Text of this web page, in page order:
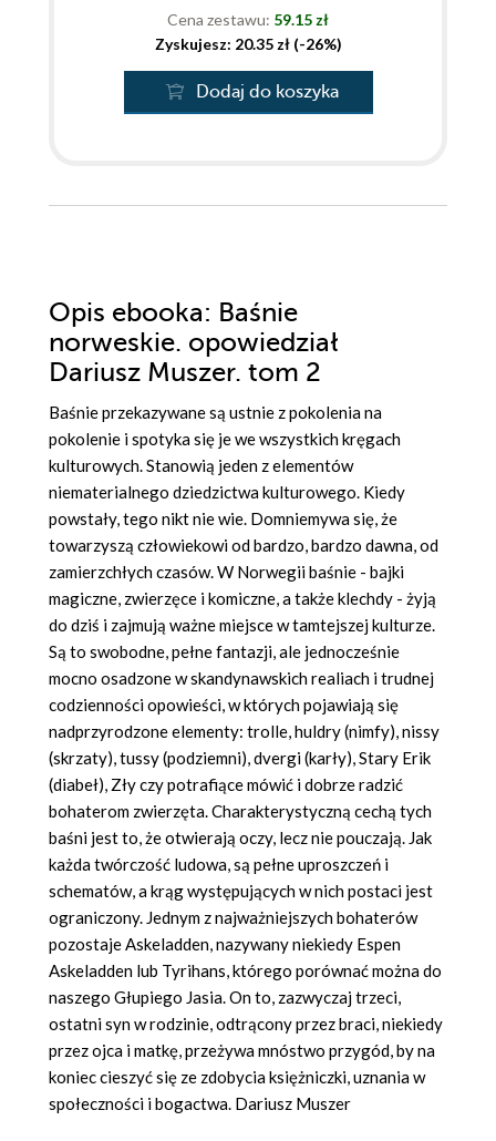
Cena zestawu: 59.15 zł
Zyskujesz: 20.35 zł (-26%)
Dodaj do koszyka
Opis ebooka: Baśnie
norweskie. opowiedział
Dariusz Muszer. tom 2
Baśnie przekazywane są ustnie z pokolenia na
pokolenie i spotyka się je we wszystkich kręgach
kulturowych. Stanowią jeden z elementów
niematerialnego dziedzictwa kulturowego. Kiedy
powstały, tego nikt nie wie. Domniemywa się, że
towarzyszą człowiekowi od bardzo, bardzo dawna, od
zamierzchłych czasów. W Norwegii baśnie - bajki
magiczne, zwierzęce i komiczne, a także klechdy - żyją
do dziś i zajmują ważne miejsce w tamtejszej kulturze.
Są to swobodne, pełne fantazji, ale jednocześnie
mocno osadzone w skandynawskich realiach i trudnej
codzienności opowieści, w których pojawiają się
nadprzyrodzone elementy: trolle, huldry (nimfy), nissy
(skrzaty), tussy (podziemni), dvergi (karły), Stary Erik
(diabeł), Zły czy potrafiące mówić i dobrze radzić
bohaterom zwierzęta. Charakterystyczną cechą tych
baśni jest to, że otwierają oczy, lecz nie pouczają. Jak
każda twórczość ludowa, są pełne uproszczeń i
schematów, a krąg występujących w nich postaci jest
ograniczony. Jednym z najważniejszych bohaterów
pozostaje Askeladden, nazywany niekiedy Espen
Askeladden lub Tyrihans, którego porównać można do
naszego Głupiego Jasia. On to, zazwyczaj trzeci,
ostatni syn w rodzinie, odtrącony przez braci, niekiedy
przez ojca i matkę, przeżywa mnóstwo przygód, by na
koniec cieszyć się ze zdobycia księżniczki, uznania w
społeczności i bogactwa. Dariusz Muszer